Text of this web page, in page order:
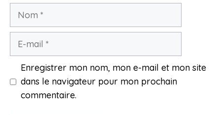
Nom
Enregistrer mon nom, mon e-mail et mon site
dans le navigateur pour mon prochain
commentaire.